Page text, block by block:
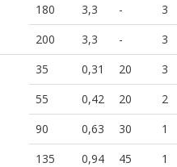
180
3,3 - 3
200
3,3 - 3
35 0,31 20 3
55
0,42 20 2
90
0,63 30 1
135
0,94 45 1